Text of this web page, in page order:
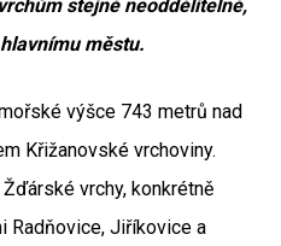
stejně neoddělitelně,
městu.
výšce 743 metrů nad
Křižanovské vrchoviny.
vrchy, konkrétně
Radňovice, Jiříkovice a